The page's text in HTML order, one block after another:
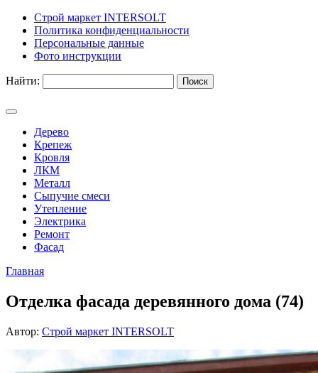
Строй маркет INTERSOLT
Политика конфиденциальности
Персональные данные
Фото инструкции
Найти:
Дерево
Крепеж
Кровля
ЛКМ
Металл
Сыпучие смеси
Утепление
Электрика
Ремонт
Фасад
Главная
Отделка фасада деревянного дома (74)
Автор: Строй маркет INTERSOLT